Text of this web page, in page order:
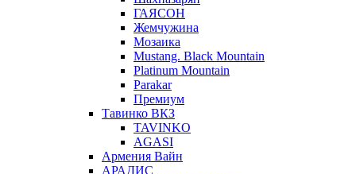
ГАЯСОН
Жемчужина
Мозаика
Mustang. Black Mountain
Platinum Mountain
Parakar
Премиум
Тавинко ВКЗ
TAVINKO
AGASI
Армения Вайн
АРАДИС